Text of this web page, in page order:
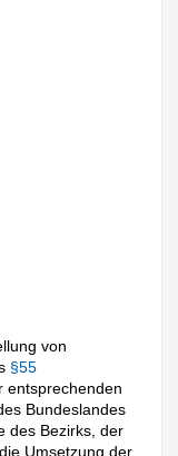
von
§55
entsprechenden
Bundeslandes
des Bezirks, der
Umsetzung der